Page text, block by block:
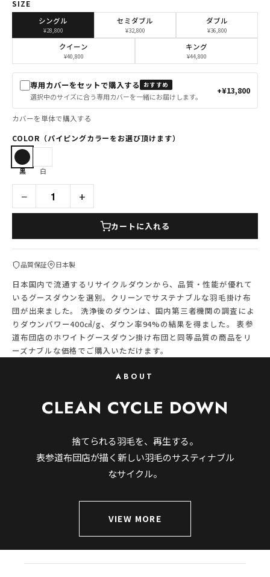
日本国内で流通するリサイクルダウンから、品質・性能が優れて
いるグースダウンを選別。クリーンでサステナブルな羽毛掛け布
団が出来ました。 洗浄後のダウンは、国内第三者機関の調査によ
りダウンパワー400㎤/g、ダウン率94%の結果を得ました。 表参
道布団店のホワイトグースダウン掛け布団と同等品質の商品をリ
ーズナブルな価格でご購入いただけます。
SIZE
シングル
¥28,800
セミダブル
¥32,800
ダブル
¥36,800
クイーン
¥40,800
キング
¥44,800
専用カバーをセットで購入する おすすめ
選択中のサイズに合う専用カバーを一緒にお届けします。
+¥13,800
カバーを単体で購入する
COLOR（パイピングカラーをお選び頂けます）
黒 白
− +
カートに入れる
品質保証 日本製
ABOUT
CLEAN CYCLE DOWN
捨てられる羽毛を、再生する。
表参道布団店が描く新しい羽毛のサスティナブル
なサイクル。
VIEW MORE